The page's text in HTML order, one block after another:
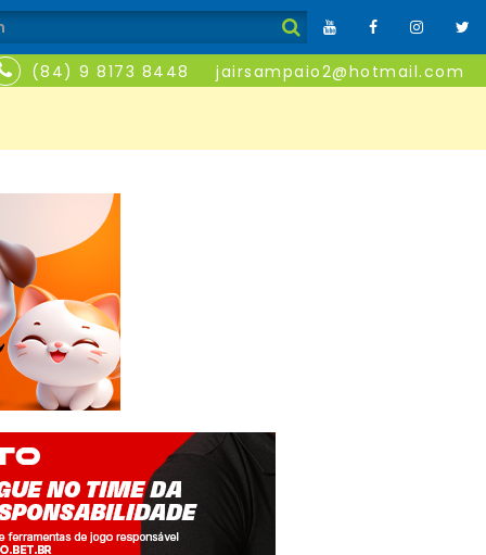
(84) 9 8173 8448 jairsampaio2@hotmail.com